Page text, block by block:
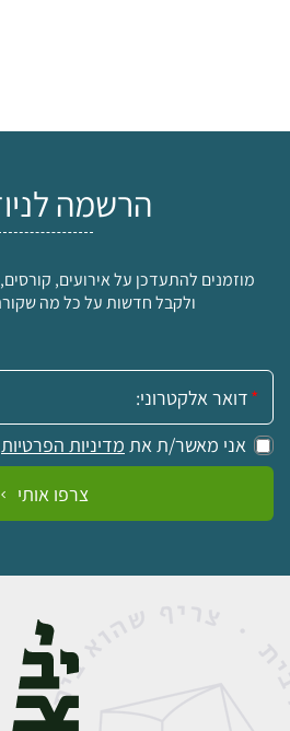
הרשמה
מוזמנים להתעדכן על אירועים,
ולקבל חדשות על כל מה
אימייל:
אני מאשר/ת את מדיניות הפרטיות
צרפו אותי